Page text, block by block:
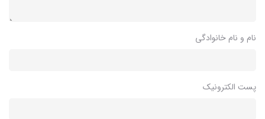
نام و نام خانوادگی
پست الکترونیک